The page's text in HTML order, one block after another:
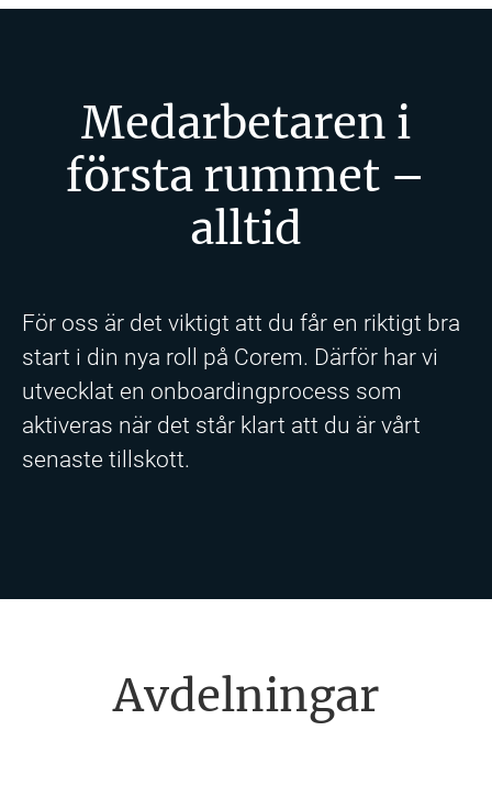
Medarbetaren i
första rummet –
alltid
För oss är det viktigt att du får en riktigt bra
start i din nya roll på Corem. Därför har vi
utvecklat en onboardingprocess som
aktiveras när det står klart att du är vårt
senaste tillskott.
Avdelningar